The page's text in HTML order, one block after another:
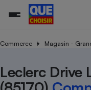
Commerce Magasin -
Leclerc Drive
Toutes les
Tous les services
Tous nos combats
L’association